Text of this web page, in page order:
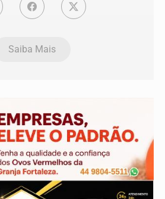
Saiba Mais